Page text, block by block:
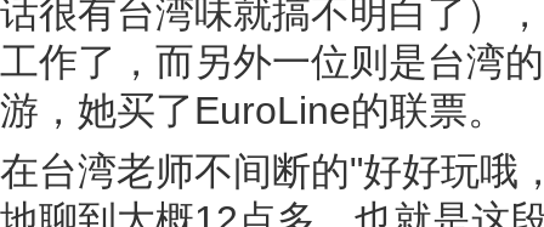
话很有台湾味就搞不明白了）
工作了，而另外一位则是台湾
游，她买了EuroLine的联票。
在台湾老师不间断的"好好玩哦